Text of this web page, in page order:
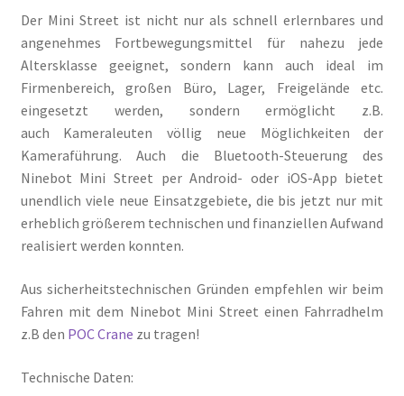
Der Mini Street ist nicht nur als schnell erlernbares und
angenehmes Fortbewegungsmittel für nahezu jede
Altersklasse geeignet, sondern kann auch ideal im
Firmenbereich, großen Büro, Lager, Freigelände etc.
eingesetzt werden, sondern ermöglicht z.B.
auch Kameraleuten völlig neue Möglichkeiten der
Kameraführung. Auch die Bluetooth-Steuerung des
Ninebot Mini Street per Android- oder iOS-App bietet
unendlich viele neue Einsatzgebiete, die bis jetzt nur mit
erheblich größerem technischen und finanziellen Aufwand
realisiert werden konnten.
Aus sicherheitstechnischen Gründen empfehlen wir beim
Fahren mit dem Ninebot Mini Street einen Fahrradhelm
z.B den POC Crane zu tragen!
Technische Daten: